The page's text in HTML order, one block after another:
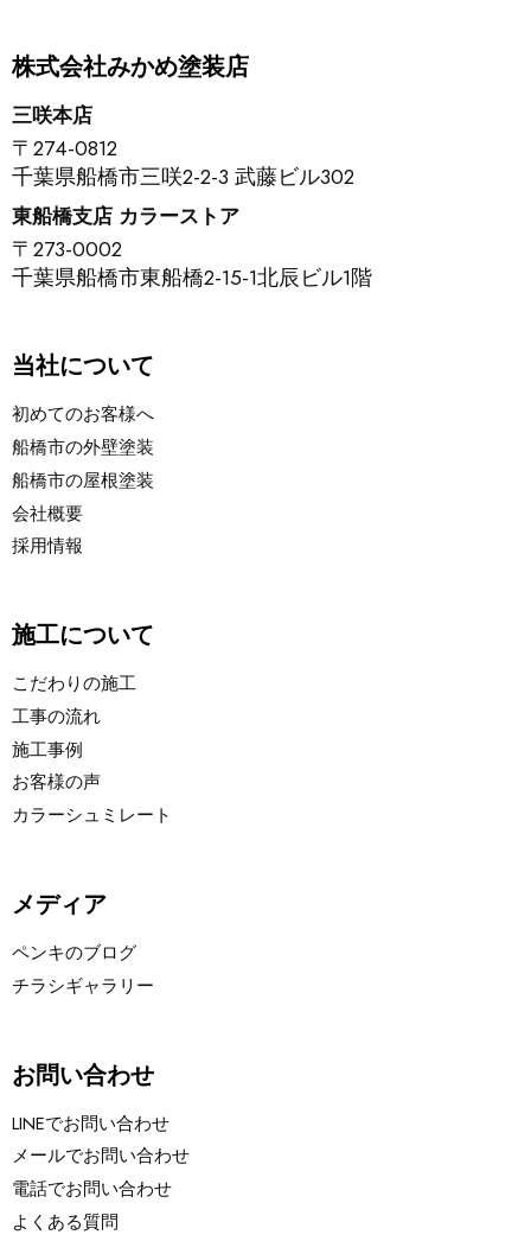
株式会社みかめ塗装店
三咲本店
〒274-0812
千葉県船橋市三咲2-2-3 武藤ビル302
東船橋支店 カラーストア
〒273-0002
千葉県船橋市東船橋2-15-1北辰ビル1階
当社について
初めてのお客様へ
船橋市の外壁塗装
船橋市の屋根塗装
会社概要
採用情報
施工について
こだわりの施工
工事の流れ
施工事例
お客様の声
カラーシュミレート
メディア
ペンキのブログ
チラシギャラリー
お問い合わせ
LINEでお問い合わせ
メールでお問い合わせ
電話でお問い合わせ
よくある質問